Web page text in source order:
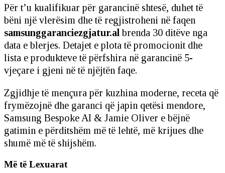
Për t’u kualifikuar për garancinë shtesë, duhet të
bëni një vlerësim dhe të regjistroheni në faqen
samsunggaranciezgjatur.al brenda 30 ditëve nga
data e blerjes. Detajet e plota të promocionit dhe
lista e produkteve të përfshira në garancinë 5-
vjeçare i gjeni në të njëjtën faqe.
Zgjidhje të mençura për kuzhina moderne, receta që
frymëzojnë dhe garanci që japin qetësi mendore,
Samsung Bespoke AI & Jamie Oliver e bëjnë
gatimin e përditshëm më të lehtë, më krijues dhe
shumë më të shijshëm.
Më të Lexuarat